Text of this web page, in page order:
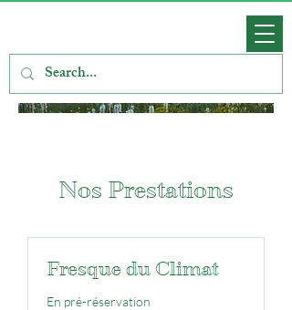
Nos Prestations
Fresque du Climat
En pré-réservation